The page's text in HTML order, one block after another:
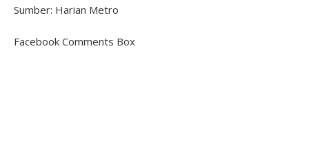
Sumber: Harian Metro
Facebook Comments Box